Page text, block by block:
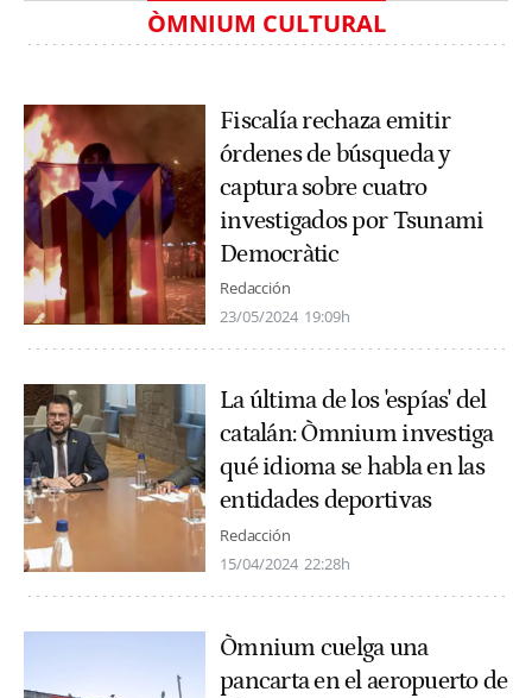
ÒMNIUM CULTURAL
Fiscalía rechaza emitir
órdenes de búsqueda y
captura sobre cuatro
investigados por Tsunami
Democràtic
Redacción
23/05/2024 19:09h
La última de los 'espías' del
catalán: Òmnium investiga
qué idioma se habla en las
entidades deportivas
Redacción
15/04/2024 22:28h
Òmnium cuelga una
pancarta en el aeropuerto de